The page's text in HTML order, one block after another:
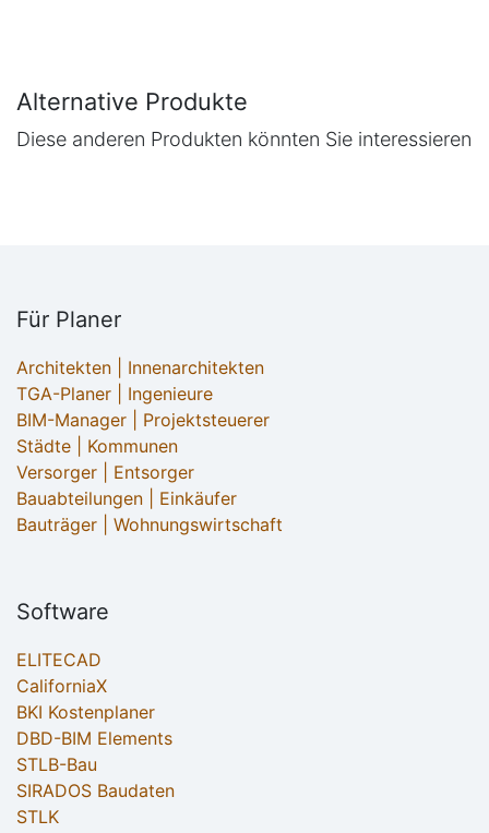
Alternative Produkte
Diese anderen Produkten könnten Sie interessieren
Für Planer
Architekten | Innenarchitekten
TGA-Planer | Ingenieure
BIM-Manager | Projektsteuerer
Städte | Kommunen
Versorger | Entsorger
Bauabteilungen | Einkäufer
Bauträger | Wohnungswirtschaft
Software
ELITECAD
CaliforniaX
BKI Kostenplaner
DBD-BIM Elements
STLB-Bau
SIRADOS Baudaten
STLK